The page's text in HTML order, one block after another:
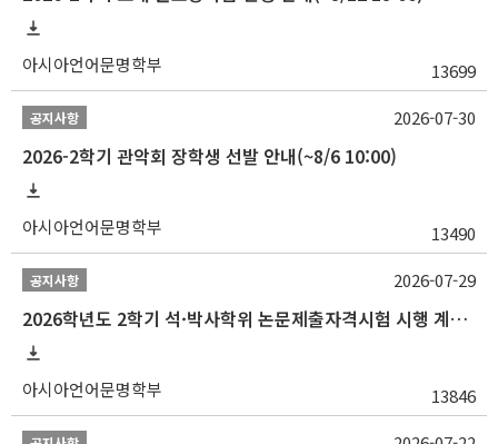
아시아언어문명학부 13699
공지사항
2026-2학기 관악회 장학생 선발 안내(~8/6 10:00)
아시아언어문명학부 13490
2026-07-30
공지사항
2026학년도 2학기 석·박사학위 논문제출자격시험 시행 계획 공고
아시아언어문명학부 13846
2026-07-29